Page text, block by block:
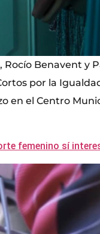
Benavent y
por la
en el Centro
femenino sí